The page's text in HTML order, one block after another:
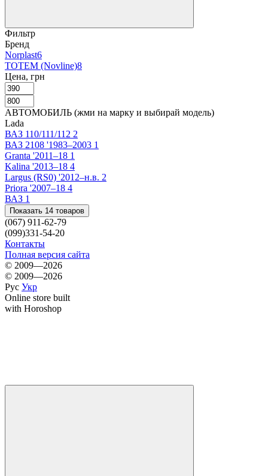
Фильтр
Бренд
Norplast6
TOTEM (Novline)8
Цена, грн
АВТОМОБИЛЬ (жми на марку и выбирай модель)
Lada
ВАЗ 110/111/112 2
ВАЗ 2108 '1983–2003 1
Granta '2011–18 1
Kalina '2013–18 4
Largus (RS0) '2012–н.в. 2
Priora '2007–18 4
ВАЗ 1
Показать 14 товаров
(067) 911-62-79
(099)331-54-20
Контакты
Полная версия сайта
© 2009—2026
© 2009—2026
Рус Укр
Online store built
with Horoshop